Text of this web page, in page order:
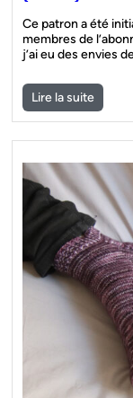
Ce patron a été
membres de
j’ai eu des envies
Lire la suite